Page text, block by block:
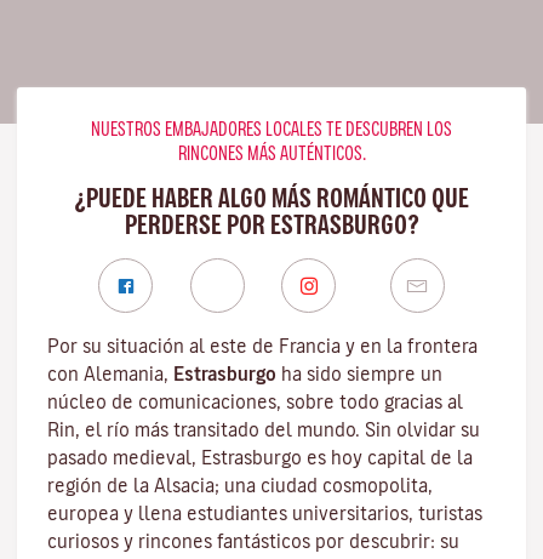
NUESTROS EMBAJADORES LOCALES TE DESCUBREN LOS
RINCONES MÁS AUTÉNTICOS.
¿PUEDE HABER ALGO MÁS ROMÁNTICO QUE
PERDERSE POR ESTRASBURGO?
Por su situación al este de Francia y en la frontera
con Alemania, Estrasburgo ha sido siempre un
núcleo de comunicaciones, sobre todo gracias al
Rin, el río más transitado del mundo. Sin olvidar su
pasado medieval, Estrasburgo es hoy capital de la
región de la Alsacia; una ciudad cosmopolita,
europea y llena estudiantes universitarios, turistas
curiosos y rincones fantásticos por descubrir: su